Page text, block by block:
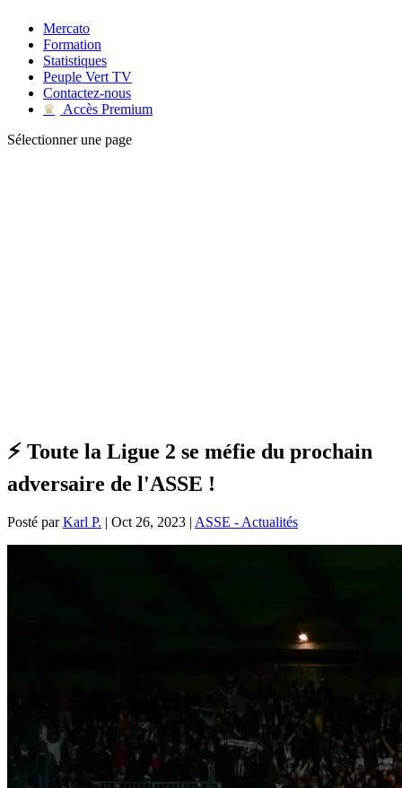
Mercato
Formation
Statistiques
Peuple Vert TV
Contactez-nous
♛
Accès Premium
Sélectionner une page
⚡ Toute la Ligue 2 se méfie du prochain
adversaire de l'ASSE !
Posté parKarl P. | Oct 26, 2023 | ASSE - Actualités